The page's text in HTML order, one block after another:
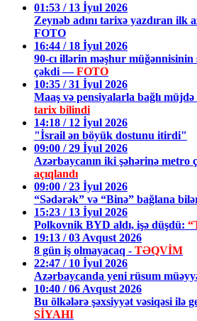
01:53 / 13 İyul 2026
Zeynəb adını tarixə yazdıran ilk
FOTO
16:44 / 18 İyul 2026
90-cı illərin məşhur
çəkdi —FOTO
10:35 / 31 İyul 2026
Maaş və pensiyalarla bağlı müjdə
tarix bilindi
14:18 / 12 İyul 2026
"İsrail ən böyük dostunu itirdi"
09:00 / 29 İyul 2026
Azərbaycanın iki şəhərinə metro
açıqlandı
09:00 / 23 İyul 2026
“Sədərək” və “Binə” bağlana
15:23 / 13 İyul 2026
Polkovnik BYD aldı, işə düşdü:
19:13 / 03 Avqust 2026
8 gün iş olmayacaq - TƏQVİM
22:47 / 10 İyul 2026
Azərbaycanda yeni rüsum
10:40 / 06 Avqust 2026
Bu ölkələrə şəxsiyyət vəsiqəsi ilə
SİYAHI